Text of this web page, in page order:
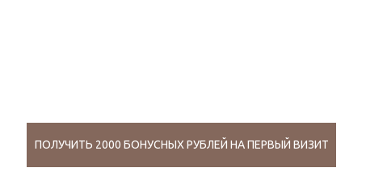
ПОЛУЧИТЬ 2000 БОНУСНЫХ РУБЛЕЙ НА ПЕРВЫЙ ВИЗИТ